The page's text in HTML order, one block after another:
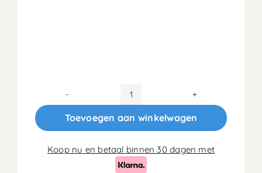
80x210
Koudschuim
20cm
aantal
Toevoegen aan winkelwagen
Koop nu en betaal binnen 30 dagen met